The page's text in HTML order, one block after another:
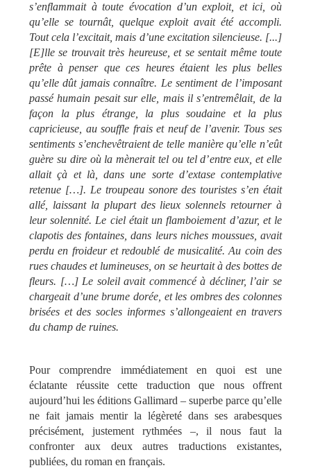
s’enflammait à toute évocation d’un exploit, et ici, où
qu’elle se tournât, quelque exploit avait été accompli.
Tout cela l’excitait, mais d’une excitation silencieuse. [...]
[E]lle se trouvait très heureuse, et se sentait même toute
prête à penser que ces heures étaient les plus belles
qu’elle dût jamais connaître. Le sentiment de l’imposant
passé humain pesait sur elle, mais il s’entremêlait, de la
façon la plus étrange, la plus soudaine et la plus
capricieuse, au souffle frais et neuf de l’avenir. Tous ses
sentiments s’enchevêtraient de telle manière qu’elle n’eût
guère su dire où la mènerait tel ou tel d’entre eux, et elle
allait çà et là, dans une sorte d’extase contemplative
retenue […]. Le troupeau sonore des touristes s’en était
allé, laissant la plupart des lieux solennels retourner à
leur solennité. Le ciel était un flamboiement d’azur, et le
clapotis des fontaines, dans leurs niches moussues, avait
perdu en froideur et redoublé de musicalité. Au coin des
rues chaudes et lumineuses, on se heurtait à des bottes de
fleurs. […] Le soleil avait commencé à décliner, l’air se
chargeait d’une brume dorée, et les ombres des colonnes
brisées et des socles informes s’allongeaient en travers
du champ de ruines.
Pour comprendre immédiatement en quoi est une
éclatante réussite cette traduction que nous offrent
aujourd’hui les éditions Gallimard – superbe parce qu’elle
ne fait jamais mentir la légèreté dans ses arabesques
précisément, justement rythmées –, il nous faut la
confronter aux deux autres traductions existantes,
publiées, du roman en français.